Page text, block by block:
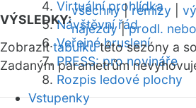
Virtuální prohlídka
Návštěvní řád
Veřejné bruslení
PRESS: pro novináře
Rozpis ledové plochy
Vstupenky
VÝSLEDKY:
všechny|remízy
nájezdy|prodl.
Zobrazittabulkutéto sezóny a
Zadaným parametrům